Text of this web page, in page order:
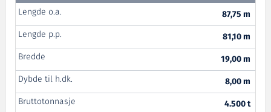
Lengde o.a.
87,75 m
Lengde p.p.
81,10 m
Bredde
19,00 m
Dybde til h.dk.
8,00 m
Bruttotonnasje
4.500 t